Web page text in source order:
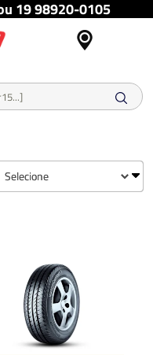
19 98920-0105